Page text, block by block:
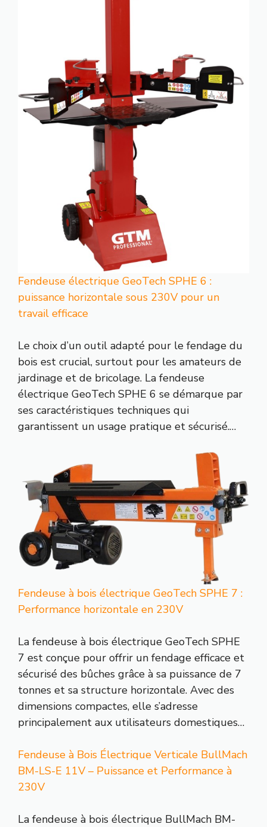
Fendeuse électrique GeoTech SPHE 6 :
puissance horizontale sous 230V pour un
travail efficace
Le choix d’un outil adapté pour le fendage du
bois est crucial, surtout pour les amateurs de
jardinage et de bricolage. La fendeuse
électrique GeoTech SPHE 6 se démarque par
ses caractéristiques techniques qui
garantissent un usage pratique et sécurisé.…
Fendeuse à bois électrique GeoTech SPHE 7 :
Performance horizontale en 230V
La fendeuse à bois électrique GeoTech SPHE
7 est conçue pour offrir un fendage efficace et
sécurisé des bûches grâce à sa puissance de 7
tonnes et sa structure horizontale. Avec des
dimensions compactes, elle s’adresse
principalement aux utilisateurs domestiques…
Fendeuse à Bois Électrique Verticale BullMach
BM-LS-E 11V – Puissance et Performance à
230V
La fendeuse à bois électrique BullMach BM-